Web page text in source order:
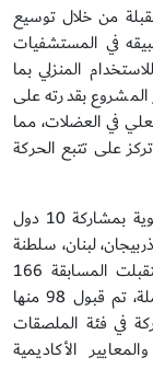
من خلال توسيع
في المستشفيات
المنزلي بما
بقدرته على
في العضلات، مما
على تتبع الحركة
وشهدت نسخة هذا العام من المسابقة منافسة قوية بمشاركة 10 دول
لبنان، سلطنة
عُمان، باكستان، الأردن، لاتفيا، والمغرب. وقد استقبلت المسابقة 166
مشاركة في فئتي الملخصات والأوراق البحثية الكاملة، تم قبول 98 منها
اختيار 5 فائزين من أصل 51 مشاركة في فئة الملصقات
الأكاديمية